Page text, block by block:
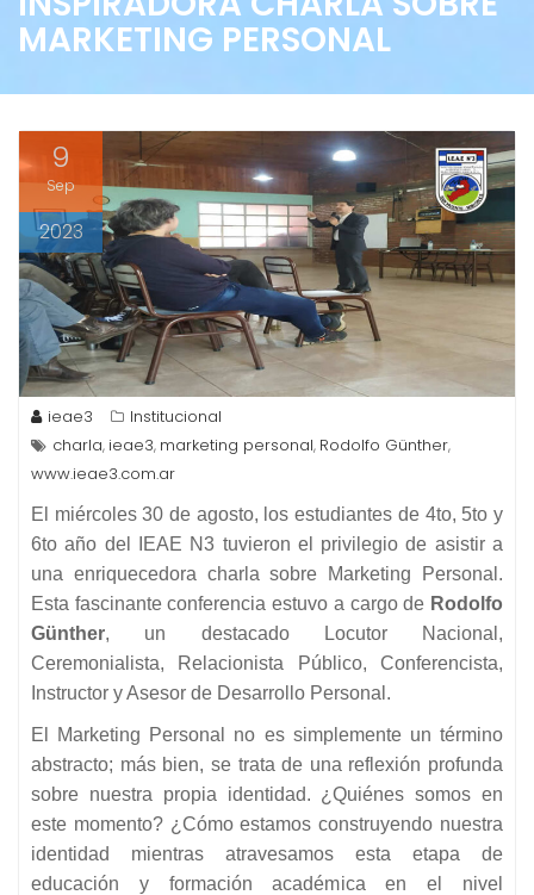
MARKETING PERSONAL
9
Sep
2023
ieae3
Institucional
charla, ieae3, marketing personal, Rodolfo Günther,
www.ieae3.com.ar
El miércoles 30 de agosto, los estudiantes de 4to, 5to y
6to año del IEAE N3 tuvieron el privilegio de asistir a
una enriquecedora charla sobre Marketing Personal.
Esta fascinante conferencia estuvo a cargo de Rodolfo
Günther, un destacado Locutor Nacional,
Ceremonialista, Relacionista Público, Conferencista,
Instructor y Asesor de Desarrollo Personal.
El Marketing Personal no es simplemente un término
abstracto; más bien, se trata de una reflexión profunda
sobre nuestra propia identidad. ¿Quiénes somos en
este momento? ¿Cómo estamos construyendo nuestra
identidad mientras atravesamos esta etapa de
educación y formación académica en el nivel